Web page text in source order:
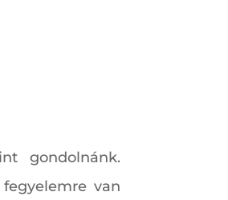
gondolnánk.
van